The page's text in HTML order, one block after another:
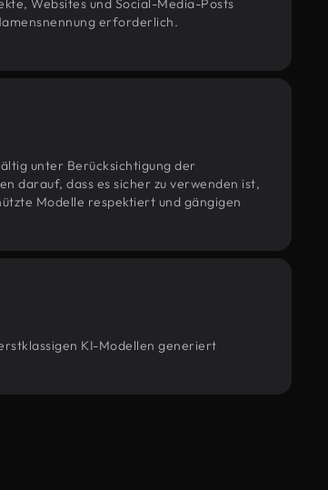
Websites und Social-Media-Posts
erforderlich.
unter Berücksichtigung der
darauf, dass es sicher zu verwenden ist,
Modelle respektiert und gängigen
KI-Modellen generiert